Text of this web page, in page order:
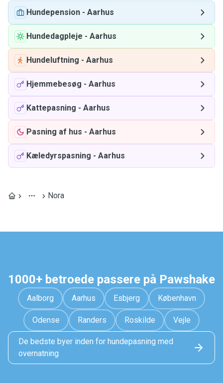
Hundepension - Aarhus
Hundedagpleje - Aarhus
Hundeluftning - Aarhus
Hjemmebesøg - Aarhus
Kattepasning - Aarhus
Pasning af hus - Aarhus
Kæledyrspasning - Aarhus
Nora
1000+ betroede passere på Pawshake
Aalborg Aarhus Esbjerg København
Odense Randers Roskilde Vejle
De bedste byer inden for hundepasning med
overnatning